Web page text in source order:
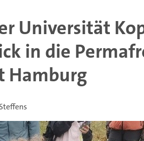
Universität
in die
Hamburg